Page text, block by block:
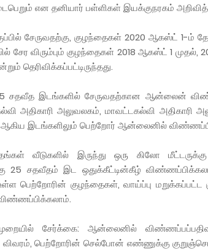
என தனியார் பள்ளிகள் இயக்குநரகம்
சேருவதற்கு, குழந்தைகள் 2020 ஆகஸ்ட் 1-ம்
சேர விரும்பும் குழந்தைகள் 2018 ஆகஸ்ட் 1 முதல்,
தெரிவிக்கப்பட்டிருந்தது.
சதவீத இடங்களில் சேருவதற்கான ஆன்லைன்
அதிகாரி அலுவலகம், மாவட்டகல்வி அதிகாரி
இடங்களிலும் பெற்றோர் ஆன்லைனில்
வீடுகளில் இருந்து ஒரு கிலோ மீட்டருக்கு
25 சதவீதம் இட ஒதுக்கீட்டின்கீழ்
பெற்றோரின் குழந்தைகள், வாய்ப்பு
சேர்க்கை: ஆன்லைனில் விண்ணப்பப்பதிவு
பெற்றோரின் செல்போன் எண்ணுக்கு